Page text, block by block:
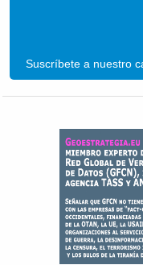
Suscríbete a nuestro